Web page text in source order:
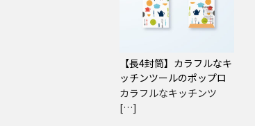
【長4封筒】カラフルなキ
ッチンツールのポップロ
ゴ
カラフルなキッチンツ
[…]